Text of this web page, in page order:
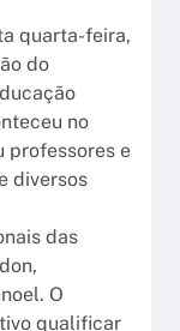
quarta-feira,
do
no
professores e
diversos
das
O
qualificar